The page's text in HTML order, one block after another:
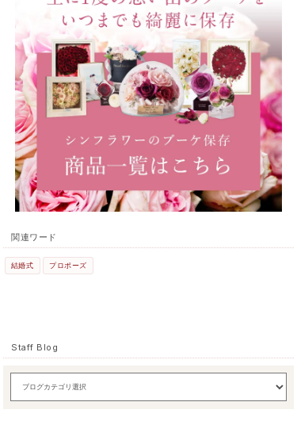
関連ワード
結婚式 プロポーズ
Staff Blog